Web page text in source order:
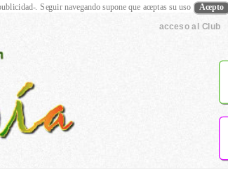
acceso al Club
. Seguir navegando supone que aceptas su uso Acepto